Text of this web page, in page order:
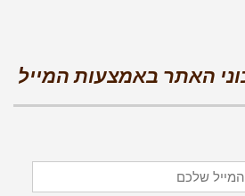
האתר באמצעות המייל